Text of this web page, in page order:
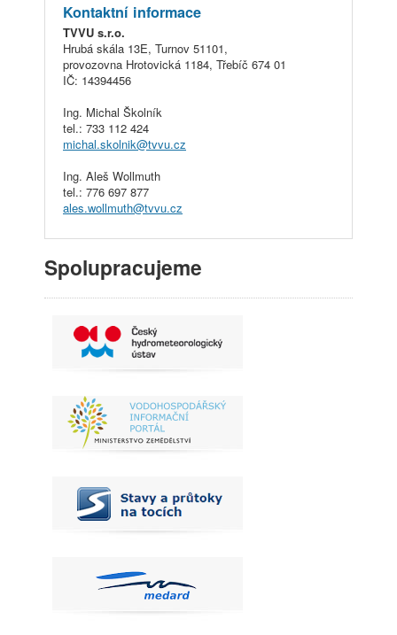
Kontaktní informace
TVVU s.r.o.
Hrubá skála 13E, Turnov 51101,
provozovna Hrotovická 1184, Třebíč 674 01
IČ: 14394456
Ing. Michal Školník
tel.: 733 112 424
michal.skolnik@tvvu.cz
Ing. Aleš Wollmuth
tel.: 776 697 877
ales.wollmuth@tvvu.cz
Spolupracujeme